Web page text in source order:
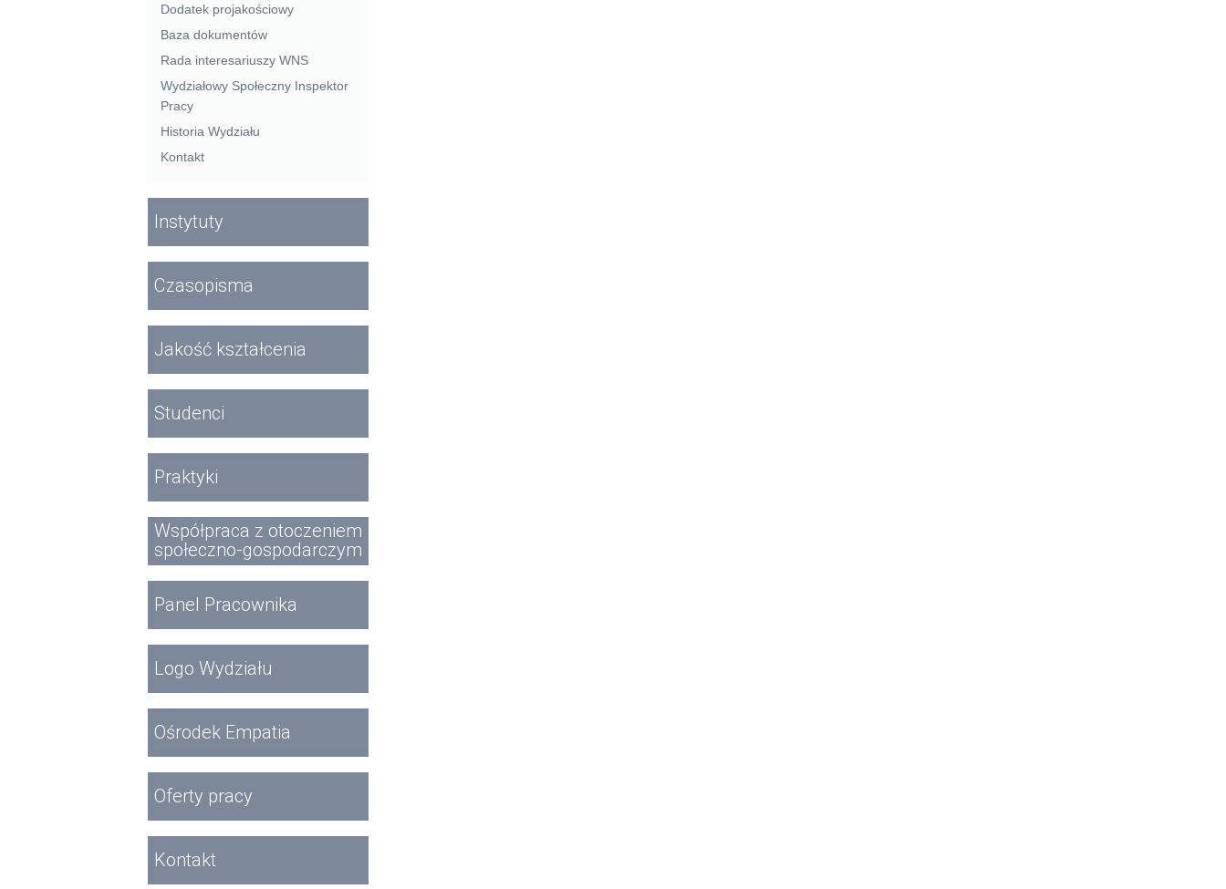
Dodatek projakościowy
Baza dokumentów
Rada interesariuszy WNS
Wydziałowy Społeczny Inspektor
Pracy
Historia Wydziału
Kontakt
Instytuty
Czasopisma
Jakość kształcenia
Studenci
Praktyki
Współpraca z otoczeniem
społeczno-gospodarczym
Panel Pracownika
Logo Wydziału
Ośrodek Empatia
Oferty pracy
Kontakt